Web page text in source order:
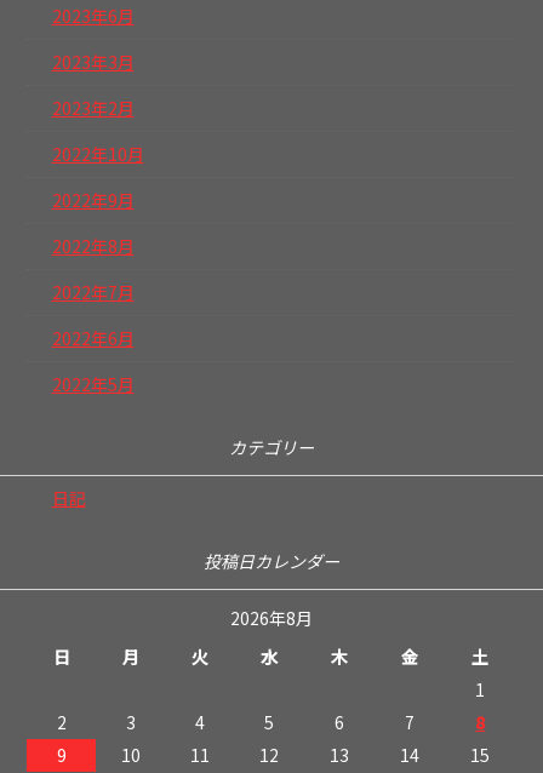
2023年6月
2023年3月
2023年2月
2022年10月
2022年9月
2022年8月
2022年7月
2022年6月
2022年5月
カテゴリー
日記
投稿日カレンダー
2026年8月
日
月 火 水 木 金
土
1
2
3 4 5 6 7
8
9
10 11 12 13 14 15